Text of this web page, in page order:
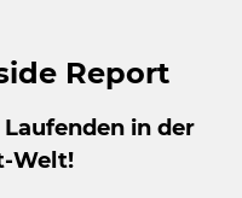
Report
in der
Welt!